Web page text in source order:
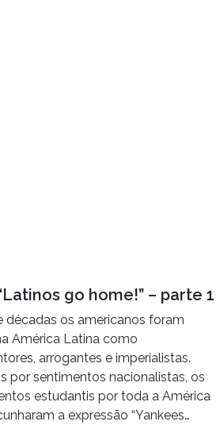
go home!” – parte 1
décadas os americanos foram
América Latina como
arrogantes e imperialistas.
por sentimentos nacionalistas, os
estudantis por toda a América
a expressão “Yankees…